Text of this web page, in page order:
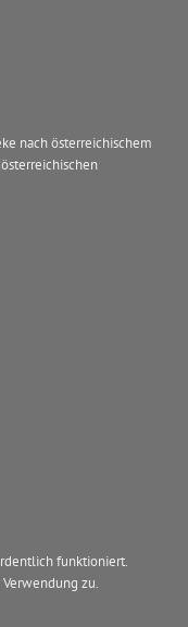
nach österreichischem
funktioniert.
zu.